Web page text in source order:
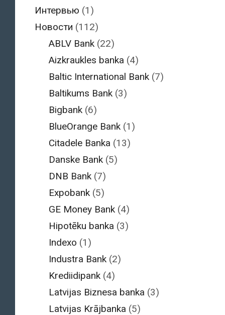
Интервью (1)
Новости (112)
ABLV Bank (22)
Aizkraukles banka (4)
Baltic International Bank (7)
Baltikums Bank (3)
Bigbank (6)
BlueOrange Bank (1)
Citadele Banka (13)
Danske Bank (5)
DNB Bank (7)
Expobank (5)
GE Money Bank (4)
Hipotēku banka (3)
Indexo (1)
Industra Bank (2)
Krediidipank (4)
Latvijas Biznesa banka (3)
Latvijas Krājbanka (5)